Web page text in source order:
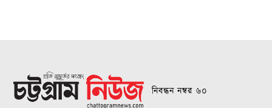
নিবন্ধন নম্বর ৬০